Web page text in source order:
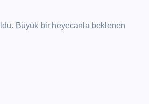
Büyük bir heyecanla beklenen